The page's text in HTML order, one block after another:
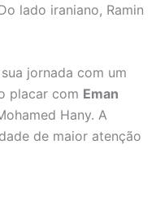
lado iraniano, Ramin
jornada com um
placar com Eman
Hany. A
de maior atenção